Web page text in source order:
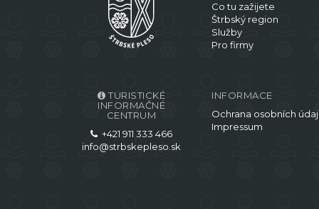
Co tu zažijete
Štrbský region
Služby
Pro firmy
TURISTICKÉ
INFORMAČNÉ
CENTRUM
+421 911 333 466
info@strbskepleso.sk
INFORMACE
Ochrana osobních
Impressum